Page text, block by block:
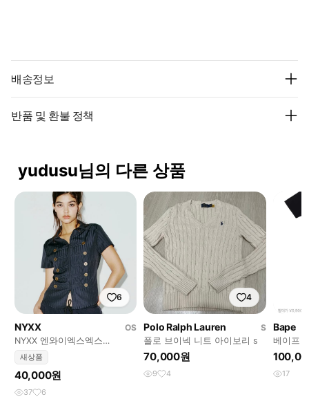
배송정보
반품 및 환불 정책
yudusu님의 다른 상품
6
NYXX
OS
NYXX 엔와이엑스엑스
NAPOLEON SHIRT BLACK 나
폴레옹 반
새상품
40,000원
37 6
4
Polo Ralph Lauren
S
폴로 브이넥 니트 아이보리 s
70,000원
9 4
Bape
베이프
요
17